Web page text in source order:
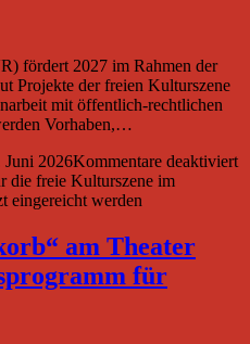
fördert 2027 im Rahmen der
Projekte der freien Kulturszene
mit öffentlich-rechtlichen
Vorhaben,…
Juni 2026Kommentare deaktiviert
die freie Kulturszene im
eingereicht werden
am Theater
für